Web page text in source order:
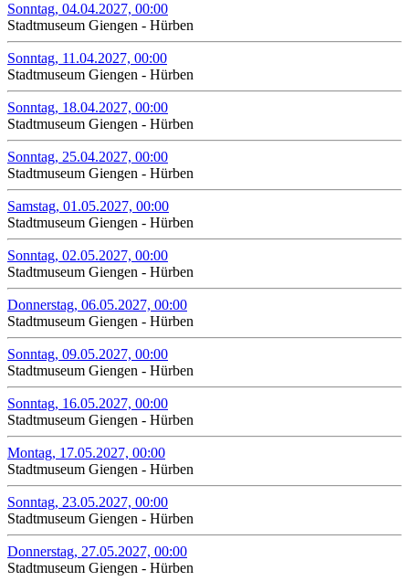
Sonntag, 04.04.2027, 00:00
Stadtmuseum Giengen - Hürben
Sonntag, 11.04.2027, 00:00
Stadtmuseum Giengen - Hürben
Sonntag, 18.04.2027, 00:00
Stadtmuseum Giengen - Hürben
Sonntag, 25.04.2027, 00:00
Stadtmuseum Giengen - Hürben
Samstag, 01.05.2027, 00:00
Stadtmuseum Giengen - Hürben
Sonntag, 02.05.2027, 00:00
Stadtmuseum Giengen - Hürben
Donnerstag, 06.05.2027, 00:00
Stadtmuseum Giengen - Hürben
Sonntag, 09.05.2027, 00:00
Stadtmuseum Giengen - Hürben
Sonntag, 16.05.2027, 00:00
Stadtmuseum Giengen - Hürben
Montag, 17.05.2027, 00:00
Stadtmuseum Giengen - Hürben
Sonntag, 23.05.2027, 00:00
Stadtmuseum Giengen - Hürben
Donnerstag, 27.05.2027, 00:00
Stadtmuseum Giengen - Hürben